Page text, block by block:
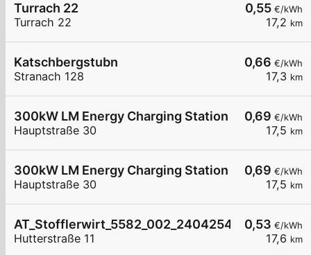
0,55 €/kWh
17,2 km
Turrach 22
Turrach 22
0,66 €/kWh
17,3 km
Katschbergstubn
Stranach 128
0,69 €/kWh
17,5 km
300kW LM Energy Charging Station Seeboden
Hauptstraße 30
0,69 €/kWh
17,5 km
300kW LM Energy Charging Station Seeboden
Hauptstraße 30
0,53 €/kWh
17,6 km
AT_Stofflerwirt_5582_002_240425420
Hutterstraße 11